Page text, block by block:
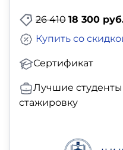
26 410 18 300
Сертификат
Купить со
Лучшие
стажировку